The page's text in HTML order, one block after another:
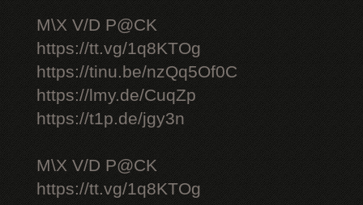
M\X V/D P@CK
https://tt.vg/1q8KTOg
https://tinu.be/nzQq5Of0C
https://lmy.de/CuqZp
https://t1p.de/jgy3n
M\X V/D P@CK
https://tt.vg/1q8KTOg